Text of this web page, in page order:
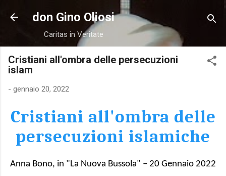
Passa ai contenuti principali
don Gino Oliosi
Caritas in Veritate
Cristiani all'ombra delle persecuzioni
islam
- gennaio 20, 2022
Cristiani all'ombra delle
persecuzioni islamiche
Anna Bono, in "La Nuova Bussola" – 20 Gennaio 2022